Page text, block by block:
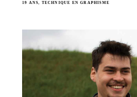
19 ANS, TECHNIQUE EN GRAPHISME